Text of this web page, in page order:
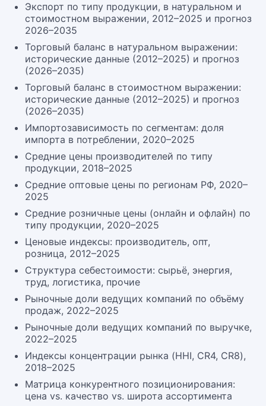
Экспорт по типу продукции, в натуральном и
стоимостном выражении, 2012–2025 и прогноз
2026–2035
Торговый баланс в натуральном выражении:
исторические данные (2012–2025) и прогноз
(2026–2035)
Торговый баланс в стоимостном выражении:
исторические данные (2012–2025) и прогноз
(2026–2035)
Импортозависимость по сегментам: доля
импорта в потреблении, 2020–2025
Средние цены производителей по типу
продукции, 2018–2025
Средние оптовые цены по регионам РФ, 2020–
2025
Средние розничные цены (онлайн и офлайн) по
типу продукции, 2020–2025
Ценовые индексы: производитель, опт,
розница, 2012–2025
Структура себестоимости: сырьё, энергия,
труд, логистика, прочие
Рыночные доли ведущих компаний по объёму
продаж, 2022–2025
Рыночные доли ведущих компаний по выручке,
2022–2025
Индексы концентрации рынка (HHI, CR4, CR8),
2018–2025
Матрица конкурентного позиционирования:
цена vs. качество vs. широта ассортимента